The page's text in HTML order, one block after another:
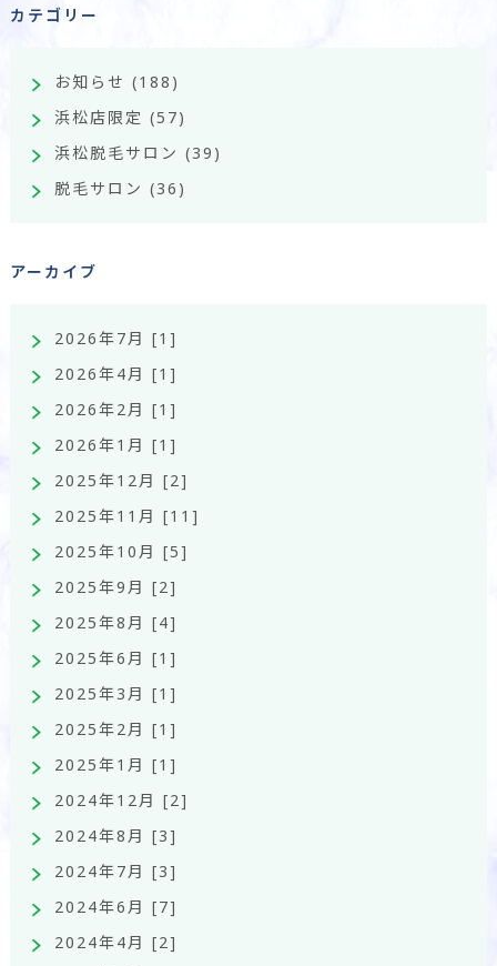
カテゴリー
お知らせ (188)
浜松店限定 (57)
浜松脱毛サロン (39)
脱毛サロン (36)
アーカイブ
2026年7月 [1]
2026年4月 [1]
2026年2月 [1]
2026年1月 [1]
2025年12月 [2]
2025年11月 [11]
2025年10月 [5]
2025年9月 [2]
2025年8月 [4]
2025年6月 [1]
2025年3月 [1]
2025年2月 [1]
2025年1月 [1]
2024年12月 [2]
2024年8月 [3]
2024年7月 [3]
2024年6月 [7]
2024年4月 [2]